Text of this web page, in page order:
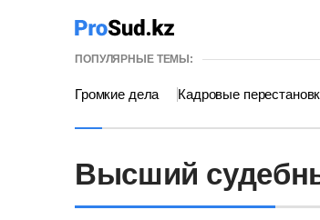
ПОПУЛЯРНЫЕ ТЕМЫ:
Громкие дела Кадровые
Высший